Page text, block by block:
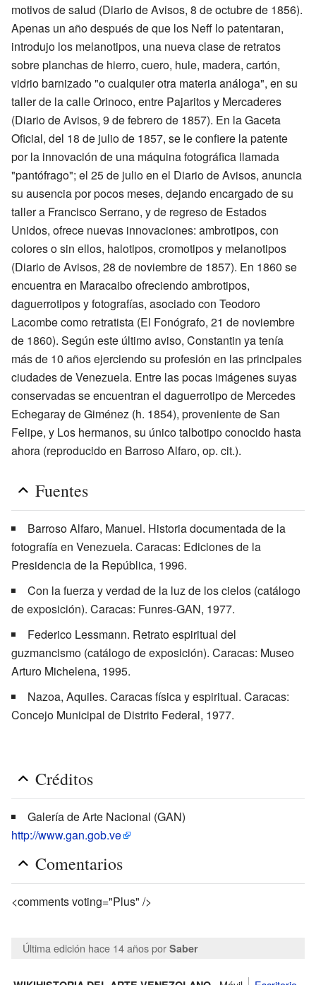
motivos de salud (Diario de Avisos, 8 de octubre de 1856).
Apenas un año después de que los Neff lo patentaran,
introdujo los melanotipos, una nueva clase de retratos
sobre planchas de hierro, cuero, hule, madera, cartón,
vidrio barnizado "o cualquier otra materia análoga", en su
taller de la calle Orinoco, entre Pajaritos y Mercaderes
(Diario de Avisos, 9 de febrero de 1857). En la Gaceta
Oficial, del 18 de julio de 1857, se le confiere la patente
por la innovación de una máquina fotográfica llamada
"pantófrago"; el 25 de julio en el Diario de Avisos, anuncia
su ausencia por pocos meses, dejando encargado de su
taller a Francisco Serrano, y de regreso de Estados
Unidos, ofrece nuevas innovaciones: ambrotipos, con
colores o sin ellos, halotipos, cromotipos y melanotipos
(Diario de Avisos, 28 de noviembre de 1857). En 1860 se
encuentra en Maracaibo ofreciendo ambrotipos,
daguerrotipos y fotografías, asociado con Teodoro
Lacombe como retratista (El Fonógrafo, 21 de noviembre
de 1860). Según este último aviso, Constantin ya tenía
más de 10 años ejerciendo su profesión en las principales
ciudades de Venezuela. Entre las pocas imágenes suyas
conservadas se encuentran el daguerrotipo de Mercedes
Echegaray de Giménez (h. 1854), proveniente de San
Felipe, y Los hermanos, su único talbotipo conocido hasta
ahora (reproducido en Barroso Alfaro, op. cit.).
Fuentes
Barroso Alfaro, Manuel. Historia documentada de la
fotografía en Venezuela. Caracas: Ediciones de la
Presidencia de la República, 1996.
Con la fuerza y verdad de la luz de los cielos (catálogo
de exposición). Caracas: Funres-GAN, 1977.
Federico Lessmann. Retrato espiritual del
guzmancismo (catálogo de exposición). Caracas: Museo
Arturo Michelena, 1995.
Nazoa, Aquiles. Caracas física y espiritual. Caracas:
Concejo Municipal de Distrito Federal, 1977.
Créditos
Galería de Arte Nacional (GAN)
http://www.gan.gob.ve
Comentarios
<comments voting="Plus" />
Última edición hace 14 añospor Saber